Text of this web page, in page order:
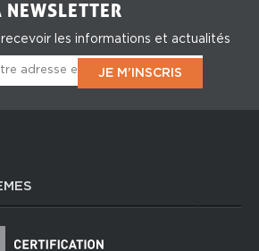
NEWSLETTER
les informations et actualités